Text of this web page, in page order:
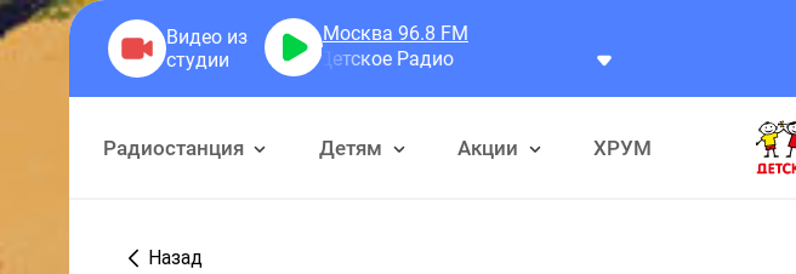
Москва 96.8 FM
Детское Радио
Радиостанция Детям Акции ХРУМ
Назад